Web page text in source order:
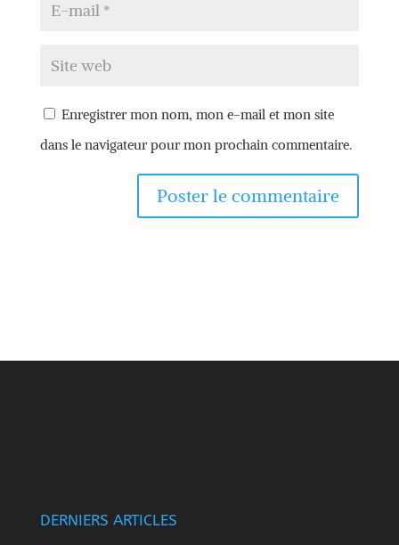
Enregistrer mon nom, mon e-mail et mon site
dans le navigateur pour mon prochain commentaire.
DERNIERS ARTICLES